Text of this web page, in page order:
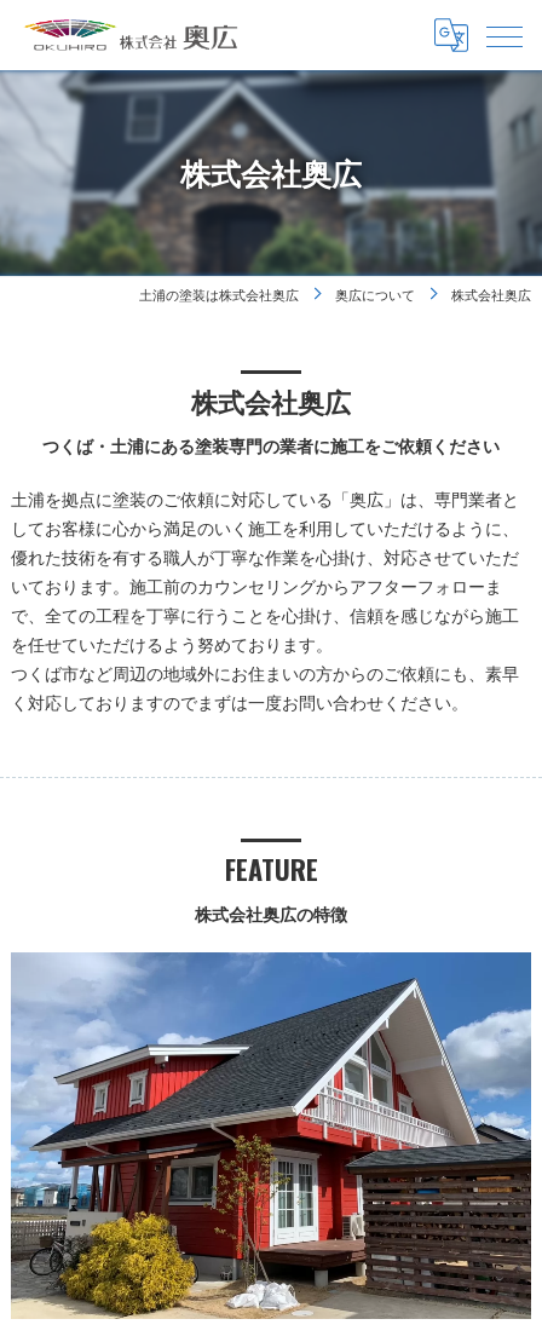
株式会社奥広
土浦の塗装は株式会社奥広 奥広について 株式会社奥広
つくば・土浦にある塗装専門の業者に施工をご依頼ください
株式会社奥広
土浦を拠点に塗装のご依頼に対応している「奥広」は、専門業者と
してお客様に心から満足のいく施工を利用していただけるように、
優れた技術を有する職人が丁寧な作業を心掛け、対応させていただ
いております。施工前のカウンセリングからアフターフォローま
で、全ての工程を丁寧に行うことを心掛け、信頼を感じながら施工
を任せていただけるよう努めております。
つくば市など周辺の地域外にお住まいの方からのご依頼にも、素早
く対応しておりますのでまずは一度お問い合わせください。
株式会社奥広の特徴
FEATURE